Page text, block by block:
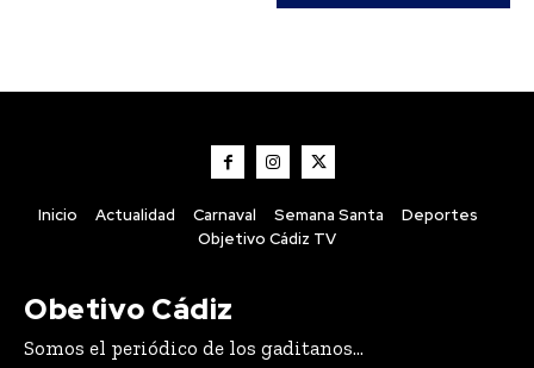
Inicio Actualidad Carnaval Semana Santa
Deportes
Objetivo Cádiz TV
Obetivo Cádiz
Somos el periódico de los gaditanos...